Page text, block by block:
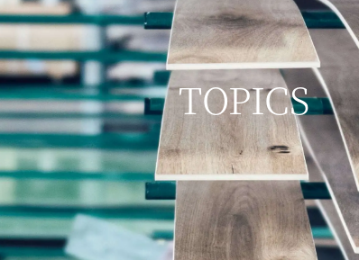
TOPICS